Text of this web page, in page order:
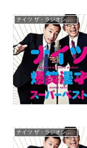
ナイツ ザ・ラジオショー
ナイツ ザ・ラジオショー